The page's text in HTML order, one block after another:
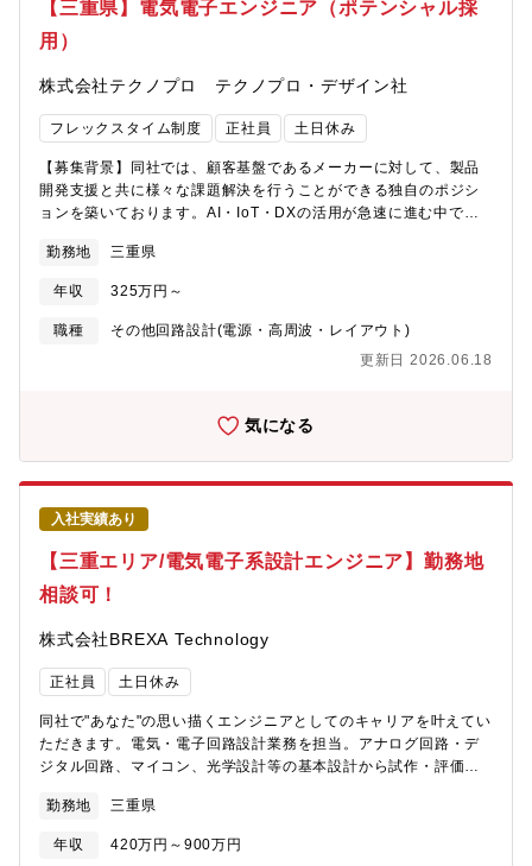
系・その他ツール】・AutoCAD【IT・web系スキル】Office 365
【三重県】電気電子エンジニア（ポテンシャル採
用）
株式会社テクノプロ テクノプロ・デザイン社
フレックスタイム制度 正社員 土日休み
【募集背景】同社では、顧客基盤であるメーカーに対して、製品
開発支援と共に様々な課題解決を行うことができる独自のポジシ
ョンを築いております。AI・IoT・DXの活用が急速に進む中で、
OJTを通して教育いたしますので、ご活躍いただけるやる気のあ
る方を募集いたします。【テクノプロ・デザイン社について】同
社は年間売上が1,600億円を超える国内最大の技術ソリューション
企業・テクノプログループを牽引する中核企業です。テクノプ
にソリューションサービスを提供しています。【業務内容】同社
事していただきます。■案件事例工場内設備の電気制御設計・設備
の制御用のシーケンサのラダー設計・ベンダーとの製品制作に関
する打ち合わせ等・バイヤーからの図面確認・修正・設計した製
品の動作確認産業用インバータユニットの開発検証・制御回路
（インバータ制御）の評価・温度環境、結露環境における信頼性
評価・基板の立上げ試験・仕様にもとづいた実機テスト【使用す
るツール】OrCAD/Altium Designer/CR5000/CR8000/ SPICE/
E-CAD など
勤務地 三重県
年収 325万円～
職種
その他回路設計(電源・高周波・レイアウト)
更新日 2026.06.18
気になる
入社実績あり
【三重エリア/電気電子系設計エンジニア】勤務地
相談可！
株式会社BREXA Technology
正社員 土日休み
同社で"あなた"の思い描くエンジニアとしてのキャリアを叶えてい
ただきます。電気・電子回路設計業務を担当。アナログ回路・デ
ジタル回路、マイコン、光学設計等の基本設計から試作・評価ま
めていきます。ぜひご面接にて直接お話をお聞かせください。同
社の抱える案件から希望キャリアを叶えるプランニングをいたし
ます。【案件例】■大手完成車メーカーにおける月面走行車両の開
勤務地 三重県
年収 420万円～900万円